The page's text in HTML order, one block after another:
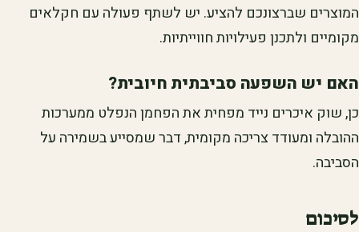
המוצרים שברצונכם להציע. יש לשתף פעולה עם חקלאים
מקומיים ולתכנן פעילויות חווייתיות.
האם יש השפעה סביבתית חיובית?
כן, שוק איכרים נייד מפחית את הפחמן הנפלט ממערכות
ההובלה ומעודד צריכה מקומית, דבר שמסייע בשמירה על
הסביבה.
לסיכום